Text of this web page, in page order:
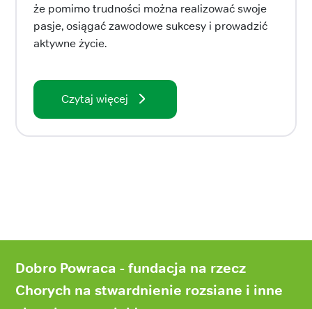
że pomimo trudności można realizować swoje
pasje, osiągać zawodowe sukcesy i prowadzić
aktywne życie.
Czytaj więcej
stronyDobro Powraca - fundacja na rzecz
Chorych na stwardnienie rozsiane i inne